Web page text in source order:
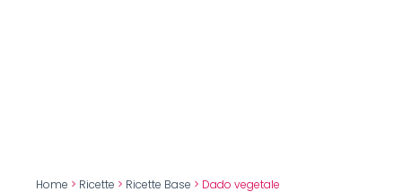
Home > Ricette > Ricette Base > Dado vegetale